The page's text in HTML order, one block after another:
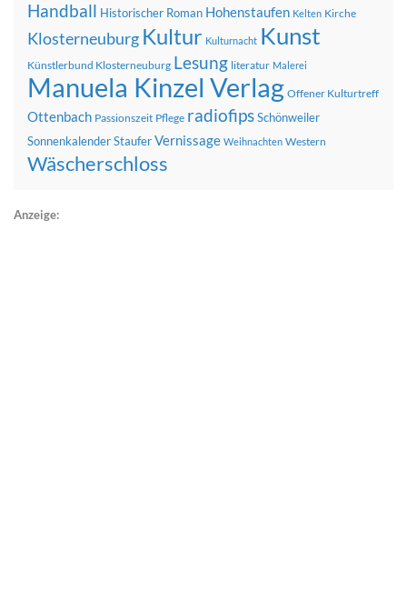
Handball Historischer Roman Hohenstaufen Kelten Kirche
Klosterneuburg Kultur Kulturnacht Kunst
Künstlerbund Klosterneuburg Lesung literatur Malerei
Manuela Kinzel Verlag Offener Kulturtreff
Ottenbach Passionszeit Pflege radiofipsSchönweiler
SonnenkalenderStauferVernissage Weihnachten Western
Wäscherschloss
Anzeige: